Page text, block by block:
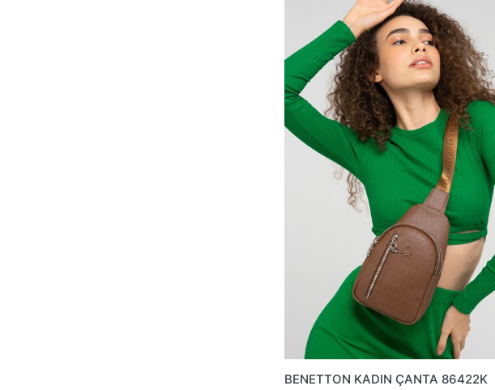
BENETTON KADIN ÇANTA 86422K